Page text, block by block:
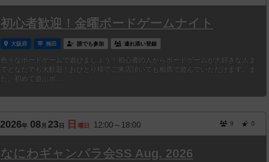
初心者歓迎！金曜ボードゲームナイト
大阪府 梅田 誰でも参加 連れ添い登録
色々なボードゲームで遊びましょう！初心者の人からボードゲームが大好きな人ま
でどなたでも大歓迎！おひとり様でご来店頂いても相席で遊んでいただけます。ま
た、初めて遊ぶボ...
2026年 08月 23 日 日 曜日 12:00～18:00 9 0
なにわギャンパラ会SS Aug. 2026